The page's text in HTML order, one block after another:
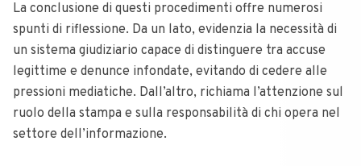
La conclusione di questi procedimenti offre numerosi
spunti di riflessione. Da un lato, evidenzia la necessità di
un sistema giudiziario capace di distinguere tra accuse
legittime e denunce infondate, evitando di cedere alle
pressioni mediatiche. Dall’altro, richiama l’attenzione sul
ruolo della stampa e sulla responsabilità di chi opera nel
settore dell’informazione.